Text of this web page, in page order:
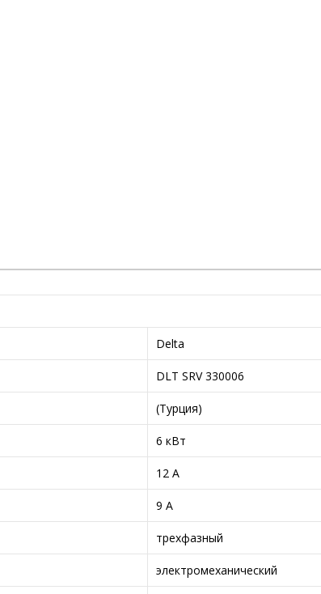
Delta
DLT SRV 330006
(Турция)
6 кВт
12 А
9 А
трехфазный
электромеханический